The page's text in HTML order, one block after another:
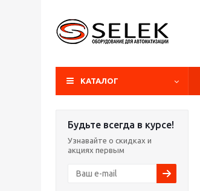
КАТАЛОГ
Будьте всегда в курсе!
Узнавайте о скидках и
акциях первым